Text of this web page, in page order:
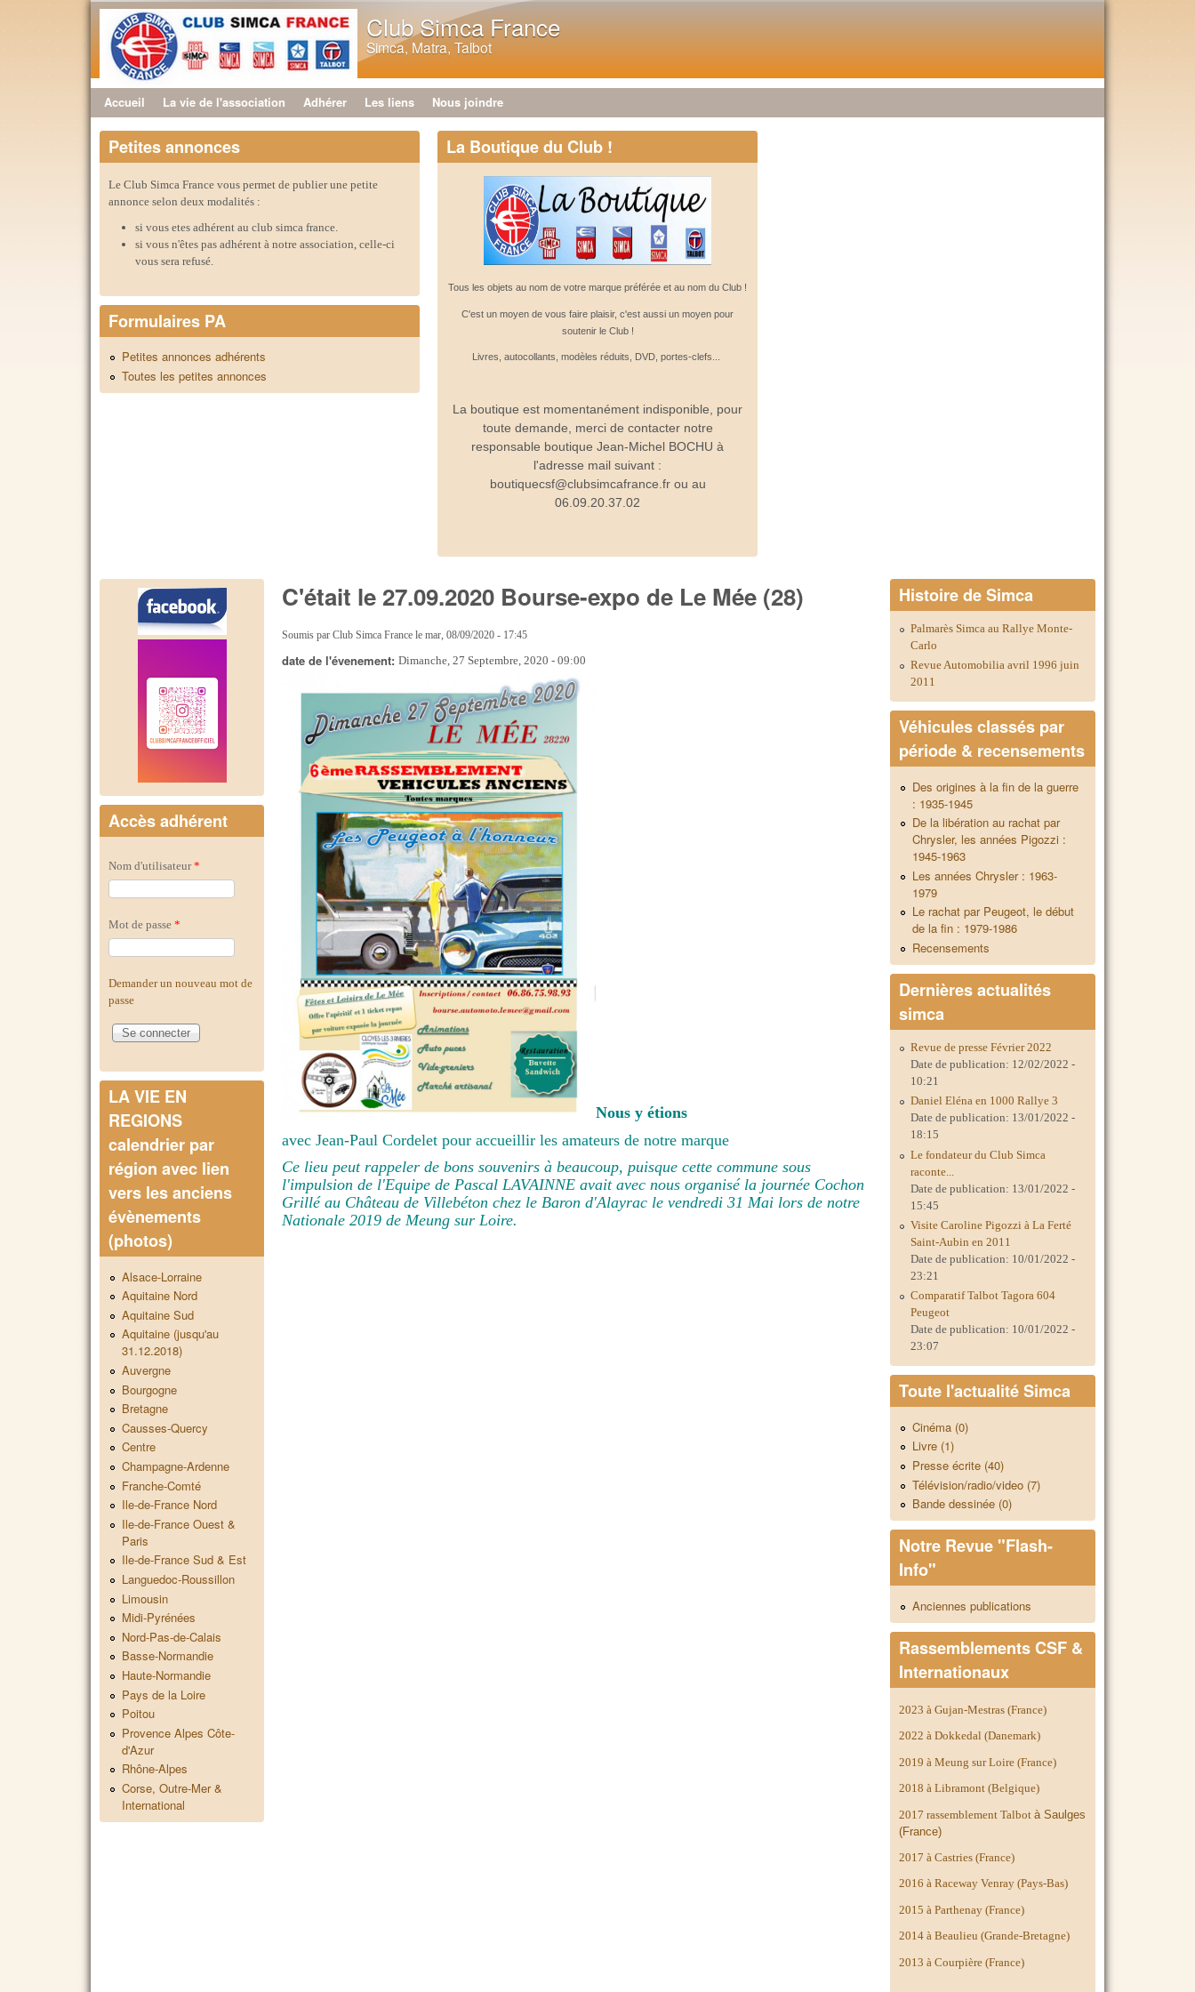
Club Simca France
Simca, Matra, Talbot
Menu principal
Accueil La vie de l'association Adhérer Les liens Nous joindre
Petites annonces
Le Club Simca France vous permet de publier une petite
annonce selon deux modalités :
si vous etes adhérent au club simca france.
si vous n'êtes pas adhérent à notre association, celle-ci
vous sera refusé.
Formulaires PA
Petites annonces adhérents
Toutes les petites annonces
La Boutique du Club !
Tous les objets au nom de votre marque préférée et au nom du Club !
C'est un moyen de vous faire plaisir, c'est aussi un moyen pour
soutenir le Club !
Livres, autocollants, modèles réduits, DVD, portes-clefs...
La boutique est momentanément indisponible, pour
toute demande, merci de contacter notre
responsable boutique Jean-Michel BOCHU à
l'adresse mail suivant :
boutiquecsf@clubsimcafrance.fr ou au
06.09.20.37.02
C'était le 27.09.2020 Bourse-expo de Le Mée (28)
Soumis parClub Simca France lemar, 08/09/2020 - 17:45
date de l'évenement:Dimanche, 27 Septembre, 2020 - 09:00
Nous y étions
avec Jean-Paul Cordelet pour accueillir les amateurs de notre marque
Ce lieu peut rappeler de bons souvenirs à beaucoup, puisque cette commune sous
l'impulsion de l'Equipe de Pascal LAVAINNE avait avec nous organisé la journée Cochon
Grillé au Château de Villebéton chez le Baron d'Alayrac le vendredi 31 Mai lors de notre
Nationale 2019 de Meung sur Loire.
Accès adhérent
Nom d'utilisateur*
Mot de passe *
Demander un nouveau mot de
passe
LA VIE EN
REGIONS
calendrier par
région avec lien
vers les anciens
évènements
(photos)
Alsace-Lorraine
Aquitaine Nord
Aquitaine Sud
Aquitaine (jusqu'au
31.12.2018)
Auvergne
Bourgogne
Bretagne
Causses-Quercy
Centre
Champagne-Ardenne
Franche-Comté
Ile-de-France Nord
Ile-de-France Ouest &
Paris
Ile-de-France Sud & Est
Languedoc-Roussillon
Limousin
Midi-Pyrénées
Nord-Pas-de-Calais
Basse-Normandie
Haute-Normandie
Pays de la Loire
Poitou
Provence Alpes Côte-
d'Azur
Rhône-Alpes
Corse, Outre-Mer &
International
Histoire de Simca
Palmarès Simca au Rallye Monte-
Carlo
Revue Automobilia avril 1996 juin
2011
Véhicules classés par
période & recensements
Des origines à la fin de la guerre
: 1935-1945
De la libération au rachat par
Chrysler, les années Pigozzi :
1945-1963
Les années Chrysler : 1963-
1979
Le rachat par Peugeot, le début
de la fin : 1979-1986
Recensements
Dernières actualités
simca
Revue de presse Février 2022
Date de publication: 12/02/2022 -
10:21
Daniel Eléna en 1000 Rallye 3
Date de publication: 13/01/2022 -
18:15
Le fondateur du Club Simca
raconte...
Date de publication: 13/01/2022 -
15:45
Visite Caroline Pigozzi à La Ferté
Saint-Aubin en 2011
Date de publication: 10/01/2022 -
23:21
Comparatif Talbot Tagora 604
Peugeot
Date de publication: 10/01/2022 -
23:07
Toute l'actualité Simca
Cinéma (0)
Livre (1)
Presse écrite (40)
Télévision/radio/video (7)
Bande dessinée (0)
Notre Revue "Flash-
Info"
Anciennes publications
Rassemblements CSF &
Internationaux
2023 à Gujan-Mestras (France)
2022 à Dokkedal (Danemark)
2019 à Meung sur Loire (France)
2018 à Libramont (Belgique)
2017 rassemblement Talbotà Saulges
(France)
2017 à Castries (France)
2016 à Raceway Venray (Pays-Bas)
2015 à Parthenay (France)
2014 àBeaulieu (Grande-Bretagne)
2013 à Courpière (France)